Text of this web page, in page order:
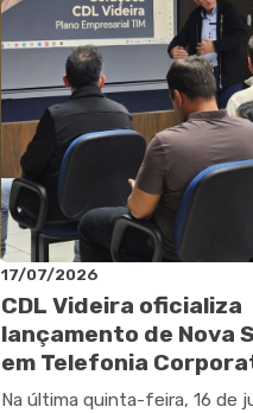
17/07/2026
CDL Videira oficializa
lançamento de Nova
em Telefonia
Na última quinta-feira, 16 de